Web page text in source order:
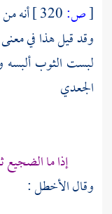
[ص:
أنه
وقد قيل هذا في
لبست الثوب
الجعدي
إذا ما
وقالالأخطل: